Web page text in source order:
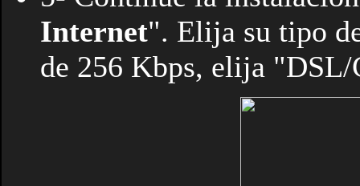
Internet". Elija su tipo
de 256 Kbps, elija